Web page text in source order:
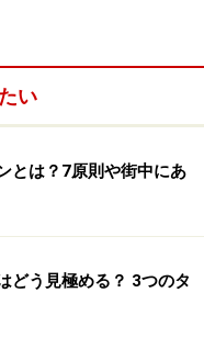
ズも、もちろんコー
儀といった意味があ
意義があり、環境保
た商品がコーズブラ
い
とは？7原則や街中にあ
どう見極める？ 3つのタ